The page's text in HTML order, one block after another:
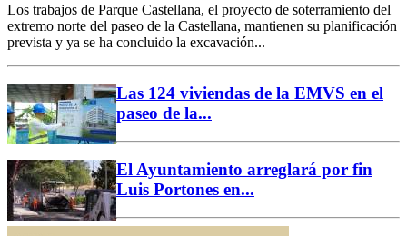
Los trabajos de Parque Castellana, el proyecto de soterramiento del
extremo norte del paseo de la Castellana, mantienen su planificación
prevista y ya se ha concluido la excavación...
Las 124 viviendas de la EMVS en el
paseo de la...
El Ayuntamiento arreglará por fin
Luis Portones en...